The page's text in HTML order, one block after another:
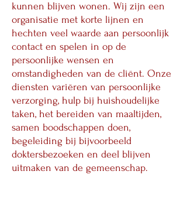
kunnen blijven wonen. Wij zijn een
organisatie met korte lijnen en
hechten veel waarde aan persoonlijk
contact en spelen in op de
persoonlijke wensen en
omstandigheden van de cliënt. Onze
diensten variëren van persoonlijke
verzorging, hulp bij huishoudelijke
taken, het bereiden van maaltijden,
samen boodschappen doen,
begeleiding bij bijvoorbeeld
doktersbezoeken en deel blijven
uitmaken van de gemeenschap.